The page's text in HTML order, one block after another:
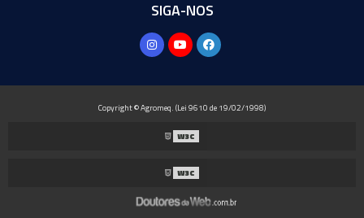
SIGA-NOS
Copyright © Agromeq. (Lei 9610 de 19/02/1998)
W3C
W3C